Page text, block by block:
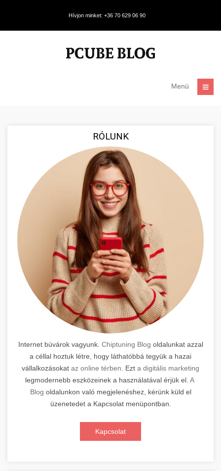
Hívjon minket: +36 70 629 06 90
Menü
RÓLUNK
Internet búvárok vagyunk. Chiptuning Blog oldalunkat azzal
a céllal hoztuk létre, hogy láthatóbbá tegyük a hazai
vállalkozásokat az online térben . Ezt a digitális marketing
legmodernebb eszközeinek a használatával érjük el. A
Blog oldalunkon való megjelenéshez, kérünk küld el
üzenetedet a Kapcsolat menüpontban.
Kapcsolat